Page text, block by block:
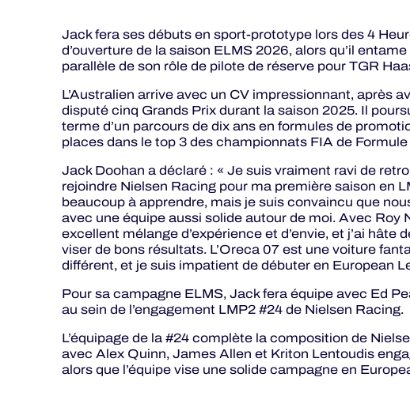
Jack fera ses débuts en sport-prototype lors des 4
d’ouverture de la saison ELMS 2026, alors qu’il
parallèle de son rôle de pilote de réserve pour TGR
L’Australien arrive avec un CV impressionnant, après
disputé cinq Grands Prix durant la saison 2025. Il
terme d’un parcours de dix ans en formules de
places dans le top 3 des championnats FIA de
Jack Doohan a déclaré : « Je suis vraiment ravi de
rejoindre Nielsen Racing pour ma première saison en
beaucoup à apprendre, mais je suis convaincu que
avec une équipe aussi solide autour de moi. Avec Roy
excellent mélange d’expérience et d’envie, et j’ai
viser de bons résultats. L’Oreca 07 est une voiture
différent, et je suis impatient de débuter en European
Pour sa campagne ELMS, Jack fera équipe avec Ed
au sein de l’engagement LMP2 #24 de Nielsen Racing.
L’équipage de la #24 complète la composition de
avec Alex Quinn, James Allen et Kriton Lentoudis
alors que l’équipe vise une solide campagne en